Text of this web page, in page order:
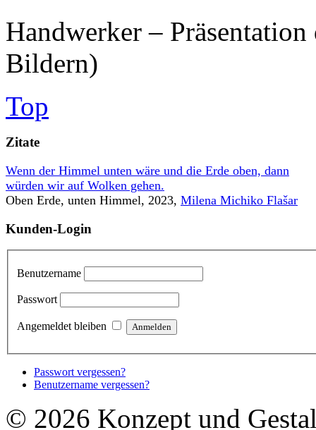
Handwerker –
Bildern)
Top
Zitate
Wenn der Himmel unten wäre und die Erde oben, dann
würden wir auf Wolken gehen.
Oben Erde, unten Himmel, 2023, Milena Michiko Flašar
Kunden-Login
Benutzername
Passwort
Angemeldet bleiben
Passwort vergessen?
Benutzername vergessen?
© 2026 Konzept und